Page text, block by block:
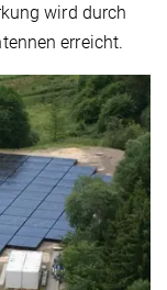
wird durch
erreicht.